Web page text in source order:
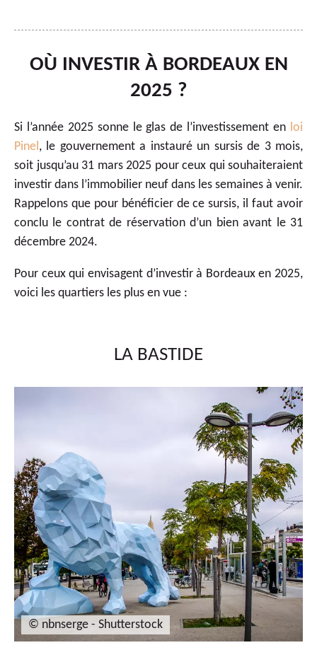
OÙ INVESTIR À BORDEAUX EN
2025 ?
Si l’année 2025 sonne le glas de l’investissement en loi
Pinel , le gouvernement a instauré un sursis de 3 mois,
soit jusqu’au 31 mars 2025 pour ceux qui souhaiteraient
investir dans l’immobilier neuf dans les semaines à venir.
Rappelons que pour bénéficier de ce sursis, il faut avoir
conclu le contrat de réservation d’un bien avant le 31
décembre 2024.
Pour ceux qui envisagent d’investir à Bordeaux en 2025,
voici les quartiers les plus en vue :
LA BASTIDE
© nbnserge - Shutterstock